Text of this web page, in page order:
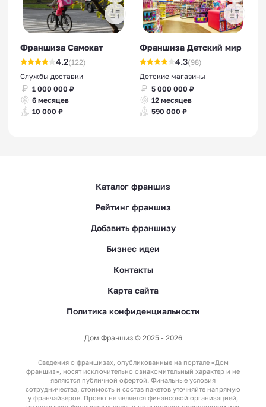
Франшиза Самокат
4.2(122)
Службы доставки
1 000 000 ₽
6 месяцев
10 000 ₽
Франшиза Детский мир
4.3(98)
Детские магазины
5 000 000 ₽
12 месяцев
590 000 ₽
Каталог франшиз
Рейтинг франшиз
Добавить франшизу
Бизнес идеи
Контакты
Карта сайта
Политика конфиденциальности
Дом Франшиз © 2025 - 2026